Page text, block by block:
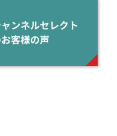
ンネルセレクト
客様の声